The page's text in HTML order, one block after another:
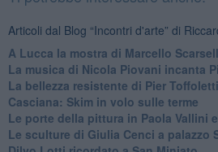
Articoli dal Blog “Incontri d'arte” di
A Lucca la mostra di Marcello
​La musica di Nicola Piovani incanta
​La bellezza resistente di Pier
​Casciana: Skim in volo sulle terme
​Le porte della pittura in Paola Vallini
​Le sculture di Giulia Cenci a palazzo